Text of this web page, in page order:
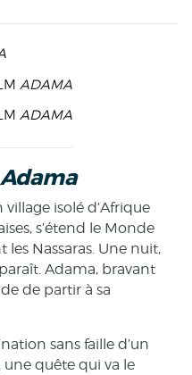
ADAMA
ADAMA
Adama
village isolé d’Afrique
s’étend le Monde
les Nassaras. Une nuit,
Adama, bravant
de partir à sa
sans faille d’un
quête qui va le